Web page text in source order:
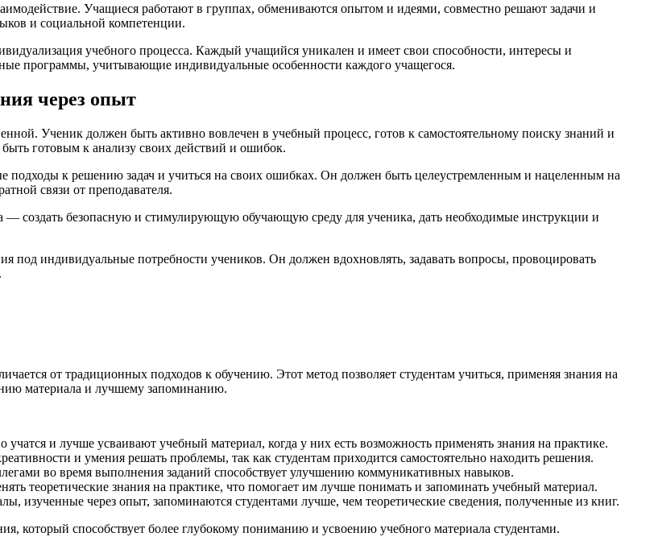
Учащиеся работают в группах, обмениваются опытом и идеями, совместно решают задачи и
и социальной компетенции.
учебного процесса. Каждый учащийся уникален и имеет свои способности, интересы и
программы, учитывающие индивидуальные особенности каждого учащегося.
через опыт
Ученик должен быть активно вовлечен в учебный процесс, готов к самостоятельному поиску знаний и
готовым к анализу своих действий и ошибок.
подходы к решению задач и учиться на своих ошибках. Он должен быть целеустремленным и нацеленным на
связи от преподавателя.
— создать безопасную и стимулирующую обучающую среду для ученика, дать необходимые инструкции и
под индивидуальные потребности учеников. Он должен вдохновлять, задавать вопросы, провоцировать
от традиционных подходов к обучению. Этот метод позволяет студентам учиться, применяя знания на
материала и лучшему запоминанию.
и лучше усваивают учебный материал, когда у них есть возможность применять знания на практике.
и умения решать проблемы, так как студентам приходится самостоятельно находить решения.
во время выполнения заданий способствует улучшению коммуникативных навыков.
теоретические знания на практике, что помогает им лучше понимать и запоминать учебный материал.
изученные через опыт, запоминаются студентами лучше, чем теоретические сведения, полученные из книг.
который способствует более глубокому пониманию и усвоению учебного материала студентами.